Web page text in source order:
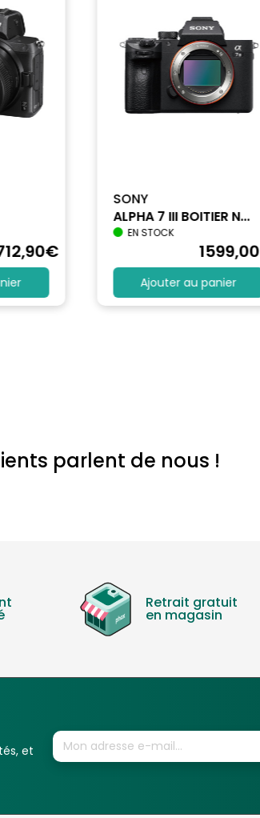
,90€
SONY
ALPHA 7 III BOITIER N...
EN STOCK
1599,00
Ajouter au panier
parlent de nous !
Retrait gratuit
en magasin
et